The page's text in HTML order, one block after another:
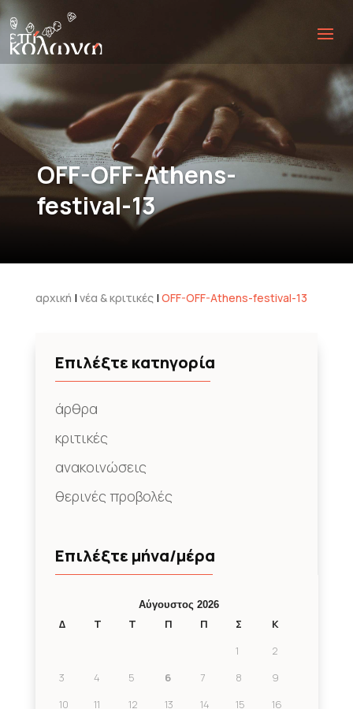
OFF-OFF-Athens-
festival-13
αρχική | νέα & κριτικές| OFF-OFF-Athens-festival-13
Επιλέξτε κατηγορία
άρθρα
κριτικές
ανακοινώσεις
θερινές προβολές
Επιλέξτε μήνα/μέρα
Αύγουστος 2026
Δ Τ Τ Π Π Σ
Κ
1
2
3
4 5 6 7 8
9
10
11 12 13 14 15
16